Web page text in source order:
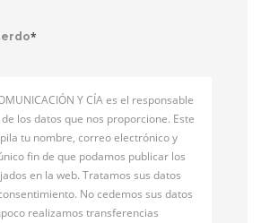
*
Y CÍA es el responsable
los datos que nos proporcione. Este
tu nombre, correo electrónico y
fin de que podamos publicar los
en la web. Tratamos sus datos
No cedemos sus datos
realizamos transferencias